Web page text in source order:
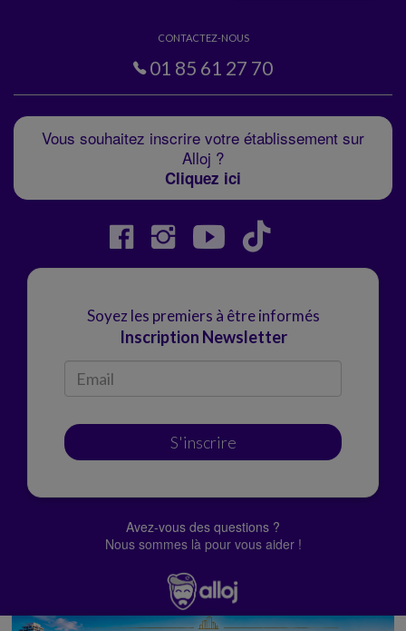
CONTACTEZ-NOUS
01 85 61 27 70
Vous souhaitez inscrire votre établissement sur
Alloj ?
Cliquez ici
Soyez les premiers à être informés
Inscription Newsletter
S'inscrire
Avez-vous des questions ?
Nous sommes là pour vous aider !